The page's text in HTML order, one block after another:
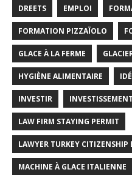
DREETS EMPLOI
FORMATION PIZZAÏOLO
GLACE À LA FERME
HYGIÈNE ALIMENTAIRE
INVESTIR
LAW FIRM STAYING PERMIT
LAWYER TURKEY CITIZENSHIP
MACHINE À GLACE ITALIENNE